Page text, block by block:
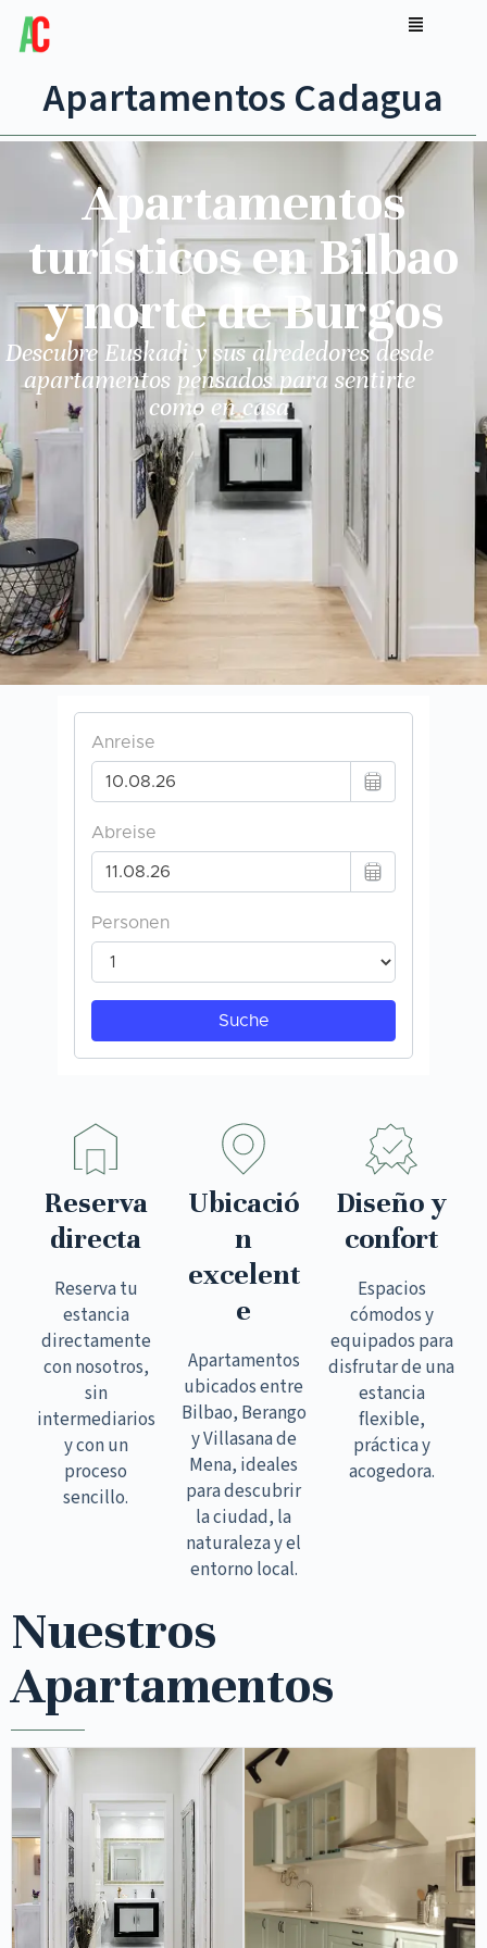
Apartamentos Cadagua
Apartamentos
turísticos en Bilbao
y norte de Burgos
Descubre Euskadi y sus alrededores desde
apartamentos pensados para sentirte
como en casa
Reserva
directa
Reserva tu
estancia
directamente
con nosotros,
sin
intermediarios
y con un
proceso
sencillo.
Ubicació
n
excelent
e
Apartamentos
ubicados entre
Bilbao, Berango
y Villasana de
Mena, ideales
para descubrir
la ciudad, la
naturaleza y el
entorno local.
Diseño y
confort
Espacios
cómodos y
equipados para
disfrutar de una
estancia
flexible,
práctica y
acogedora.
Nuestros
Apartamentos